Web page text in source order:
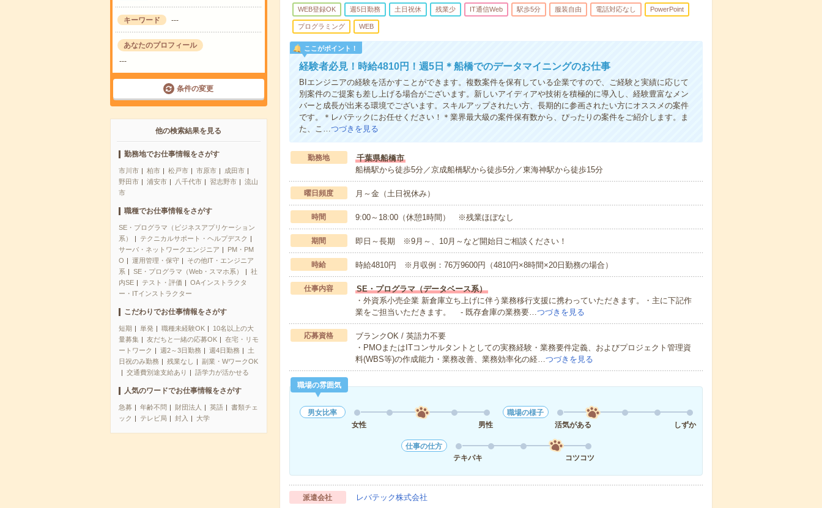
キーワード ---
あなたのプロフィール
---
条件の変更
他の検索結果を見る
勤務地でお仕事情報をさがす
市川市 柏市 松戸市 市原市
成田市
野田市
浦安市 八千代市 習志野市
流山
市
職種でお仕事情報をさがす
SE・プログラマ（ビジネスアプリケーション
系）
テクニカルサポート・ヘルプデスク
サーバ・ネットワークエンジニア
PM・PM
O
運用管理・保守
その他IT・エンジニア
系
SE・プログラマ（Web・スマホ系）
社
内SE
テスト・評価
OAインストラクタ
ー・ITインストラクター
こだわりでお仕事情報をさがす
短期 単発 職種未経験OK
10名以上の大
量募集
友だちと一緒の応募OK
在宅・リモ
ートワーク
週2～3日勤務 週4日勤務
土
日祝のみ勤務
残業なし
副業・WワークOK
交通費別途支給あり
語学力が活かせる
人気のワードでお仕事情報をさがす
急募 年齢不問 財団法人 英語
書類チェ
ック
テレビ局 封入 大学
WEB登録OK 週5日勤務 土日祝休 残業少 IT通信Web 駅歩5分 服装自由 電話対応なし PowerPoint
プログラミング WEB
ここがポイント！
経験者必見！時給4810円！週5日＊船橋でのデータマイニングのお仕事
BIエンジニアの経験を活かすことができます。複数案件を保有している企業ですので、ご経験と実績に応じて
別案件のご提案も差し上げる場合がございます。新しいアイディアや技術を積極的に導入し、経験豊富なメン
バーと成長が出来る環境でございます。スキルアップされたい方、長期的に参画されたい方にオススメの案件
です。＊レバテックにお任せください！＊業界最大級の案件保有数から、ぴったりの案件をご紹介します。ま
た、こ…つづきを見る
勤務地
千葉県船橋市
船橋駅から徒歩5分／京成船橋駅から徒歩5分／東海神駅から徒歩15分
曜日頻度 月～金（土日祝休み）
時間 9:00～18:00（休憩1時間） ※残業ほぼなし
期間 即日～長期 ※9月～、10月～など開始日ご相談ください！
時給 時給4810円 ※月収例：76万9600円（4810円×8時間×20日勤務の場合）
仕事内容
SE・プログラマ（データベース系）
・外資系小売企業 新倉庫立ち上げに伴う業務移行支援に携わっていただきます。・主に下記作
業をご担当いただきます。 - 既存倉庫の業務要…つづきを見る
応募資格
ブランクOK / 英語力不要
・PMOまたはITコンサルタントとしての実務経験・業務要件定義、およびプロジェクト管理資
料(WBS等)の作成能力・業務改善、業務効率化の経…つづきを見る
職場の雰囲気
男女比率
女性
男性
職場の様子
活気がある
しずか
仕事の仕方
テキパキ
コツコツ
派遣会社 レバテック株式会社